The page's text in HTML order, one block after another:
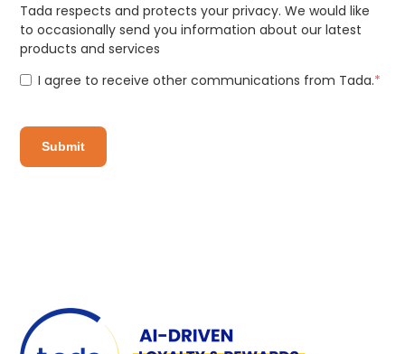
Tada respects and protects your privacy. We would like
to occasionally send you information about our latest
products and services
I agree to receive other communications from Tada.*